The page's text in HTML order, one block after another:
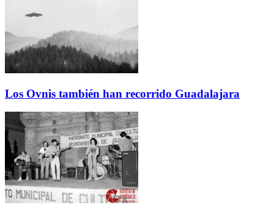
Los Ovnis también han recorrido Guadalajara